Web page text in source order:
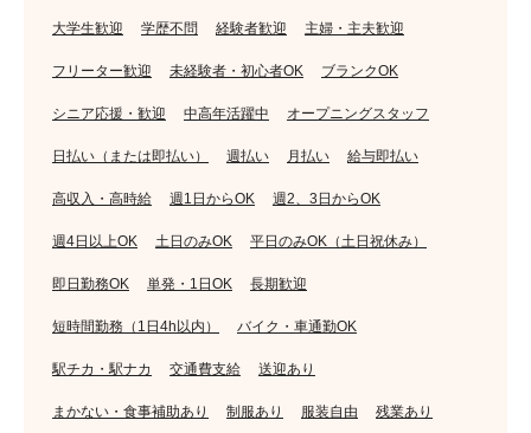
大学生歓迎 学歴不問 経験者歓迎 主婦・主夫歓迎
フリーター歓迎 未経験者・初心者OK ブランクOK
シニア応援・歓迎 中高年活躍中 オープニングスタッフ
日払い（または即払い） 週払い 月払い 給与即払い
高収入・高時給 週1日からOK 週2、3日からOK
週4日以上OK 土日のみOK 平日のみOK（土日祝休み）
即日勤務OK 単発・1日OK 長期歓迎
短時間勤務（1日4h以内） バイク・車通勤OK
駅チカ・駅ナカ 交通費支給 送迎あり
まかない・食事補助あり 制服あり 服装自由 残業あり